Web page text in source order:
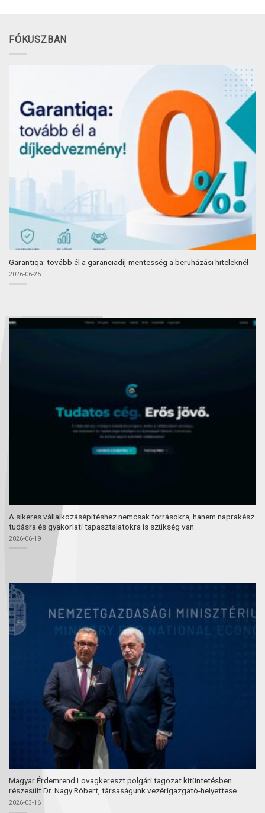
FÓKUSZBAN
Garantiqa: tovább él a garanciadíj-mentesség a beruházási hiteleknél
2026-06-25
A sikeres vállalkozásépítéshez nemcsak forrásokra, hanem naprakész
tudásra és gyakorlati tapasztalatokra is szükség van.
2026-06-19
Magyar Érdemrend Lovagkereszt polgári tagozat kitüntetésben
részesült Dr. Nagy Róbert, társaságunk vezérigazgató-helyettese
2026-03-16